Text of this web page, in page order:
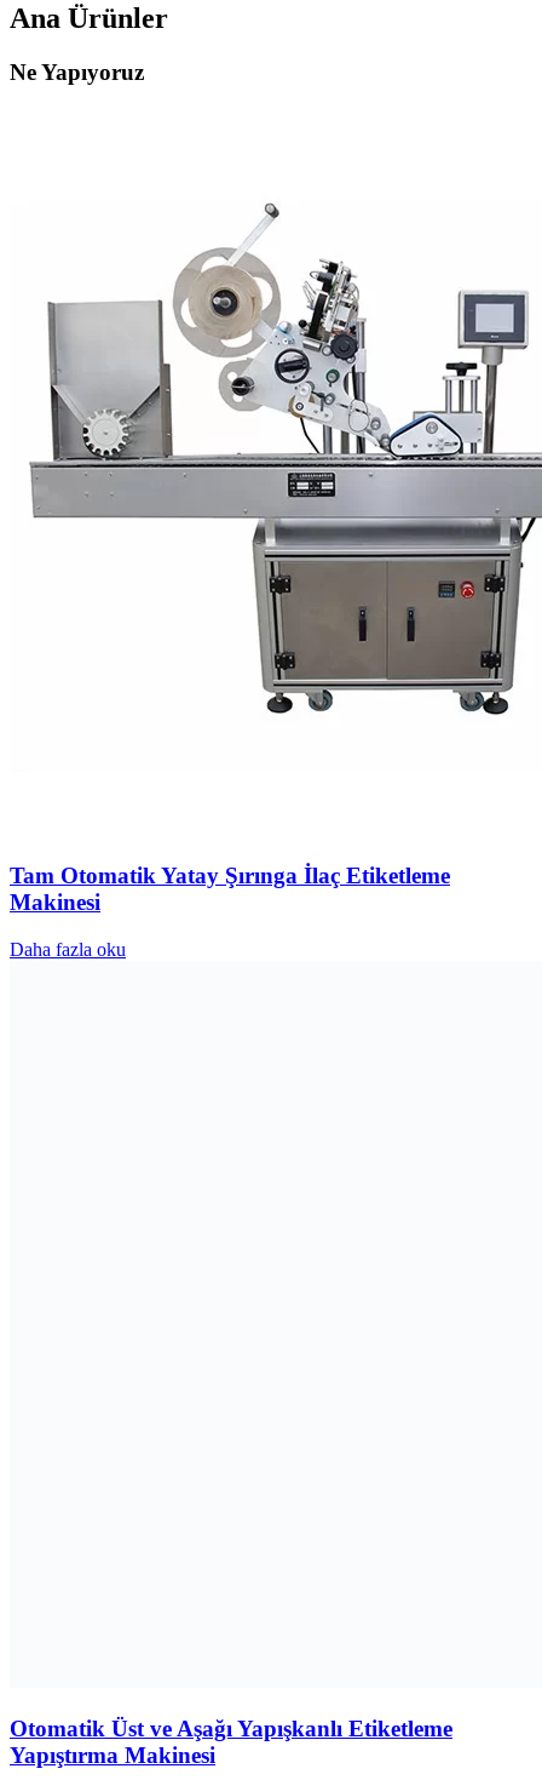
Ana Ürünler
Ne Yapıyoruz
Tam Otomatik Yatay Şırınga İlaç Etiketleme
Makinesi
Daha fazla oku
Otomatik Üst ve Aşağı Yapışkanlı Etiketleme
Yapıştırma Makinesi